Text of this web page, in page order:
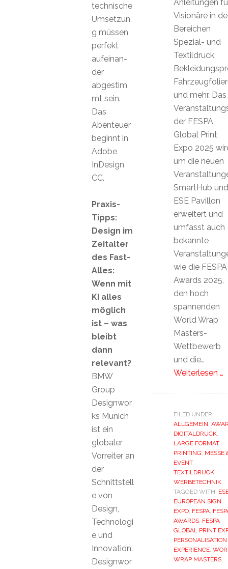
Anleitungen
Visionäre in
Bereichen
Spezial- und
Textildruck,
und mehr. Das
der FESPA
Global Print
Expo 2025
um die neuen
SmartHub und
ESE Pavillon
erweitert und
umfasst auch
bekannte
wie die FESPA
Awards 2025,
den hoch
spannenden
World Wrap
Masters-
Wettbewerb
und die…
Weiterlesen …
FILED UNDER:
ALLGEMEIN,
DIGITALDRUCK,
LARGE FORMAT
PRINTING, MESSE
EVENT,
TEXTILDRUCK,
WERBETECHNIK
TAGGED WITH:
EUROPEAN SIGN
EXPO, FESPA,
AWARDS, FESPA
GLOBAL PRINT
PERSONALISATION
EXPERIENCE,
WRAP MASTERS
technische
Umsetzun
g müssen
perfekt
aufeinan-
der
abgestim
mt sein.
Das
Abenteuer
beginnt in
Adobe
InDesign
CC.
Praxis-
Tipps:
Design im
Zeitalter
des Fast-
Alles:
Wenn mit
KI alles
möglich
ist – was
bleibt
dann
relevant?
BMW
Group
Designwor
ks Munich
ist ein
globaler
Vorreiter an
der
Schnittstell
e von
Design,
Technologi
e und
Innovation.
Designwor